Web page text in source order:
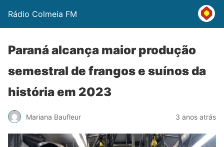
Rádio Colmeia FM
Paraná alcança maior produção
semestral de frangos e suínos da
história em 2023
Mariana Baufleur 3 anos atrás